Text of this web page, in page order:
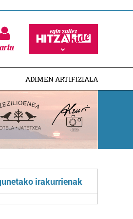
ADIMEN ARTIFIZIALA
irakurrienak